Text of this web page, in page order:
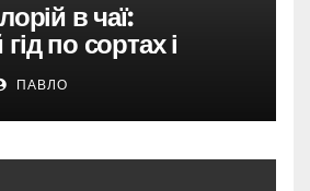
в чаї:
по сортах і
ПАВЛО